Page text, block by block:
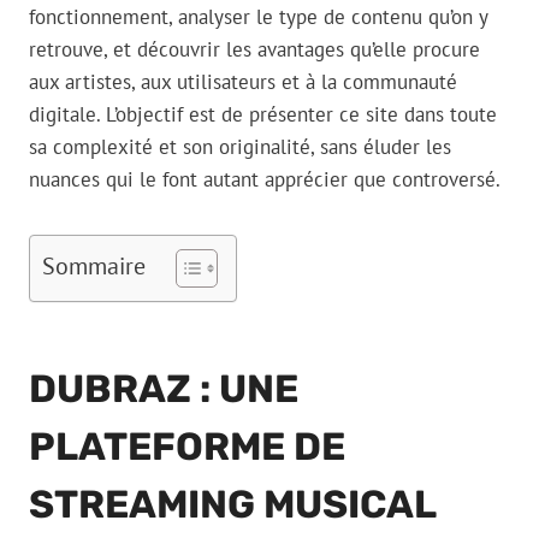
fonctionnement, analyser le type de contenu qu’on y
retrouve, et découvrir les avantages qu’elle procure
aux artistes, aux utilisateurs et à la communauté
digitale. L’objectif est de présenter ce site dans toute
sa complexité et son originalité, sans éluder les
nuances qui le font autant apprécier que controversé.
Sommaire
DUBRAZ : UNE
PLATEFORME DE
STREAMING MUSICAL